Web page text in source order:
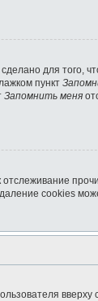
для того,
пункт
Запомнить меня
отслеживание
cookies
вверху